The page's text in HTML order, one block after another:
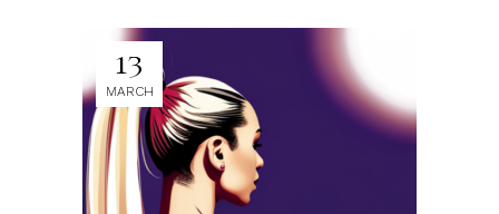
13
MARCH